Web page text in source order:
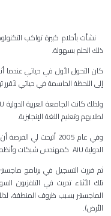
نشأت بأحلام كبيرة تواكب
ذلك الحلم بسهولة.
إلى اللحظة الحاسمة في حياتي
لطلابهم وتعليم اللغة الإنجليزية.
وفي عام 2005 أتيحت
الدولية AIU كمهندس شبكات وأنظمة تشغيل.
ثم قررت التسجيل في برنامج
تلك الأثناء تدربت في
الماجستير بسبب ظروف المنطقة،
الأرض).